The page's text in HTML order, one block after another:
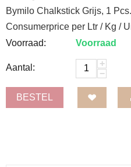
Bymilo Chalkstick Grijs, 1
Consumerprice per Ltr / Kg /
Voorraad:
Voorraad
Aantal:
+
−
BESTEL